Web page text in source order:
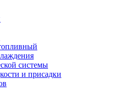
системы
и присадки